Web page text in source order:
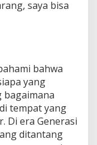
saya bisa
bahwa
yang
tempat yang
Di era Generasi
ditantang